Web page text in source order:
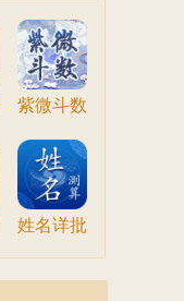
紫微斗数
姓名详批